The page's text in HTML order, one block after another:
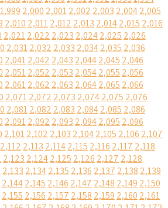
1,999 2,000 2,0012,002 2,003 2,0042,005
2,010 2,0112,012 2,013 2,0142,015 2,016
2,0212,022 2,023 2,0242,025 2,026
2,0312,032 2,033 2,0342,035 2,036
2,0412,042 2,043 2,0442,045 2,046
2,0512,052 2,053 2,0542,055 2,056
2,0612,062 2,063 2,0642,065 2,066
2,0712,072 2,073 2,0742,075 2,076
2,0812,082 2,083 2,0842,085 2,086
2,0912,092 2,093 2,0942,095 2,096
2,1012,102 2,103 2,1042,105 2,106 2,107
2,112 2,113 2,1142,115 2,116 2,117 2,118
2,123 2,1242,125 2,126 2,127 2,128
2,133 2,1342,135 2,136 2,137 2,138 2,139
2,1442,145 2,146 2,147 2,148 2,149 2,150
2,155 2,156 2,157 2,158 2,159 2,160 2,161